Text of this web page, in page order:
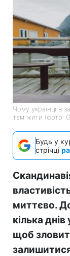
Чому українці в
там жити (фото:
Будь у
стрічці
миттєво.
кілька днів
щоб